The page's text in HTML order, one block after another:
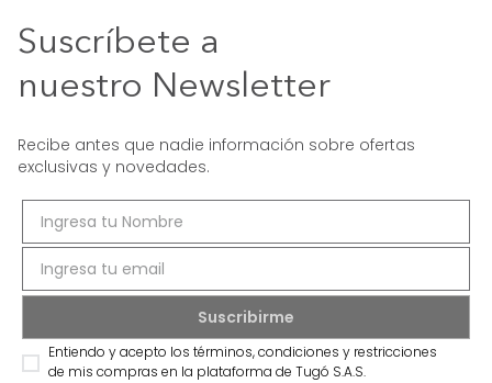
Suscríbete a
nuestro Newsletter
Recibe antes que nadie información sobre ofertas
exclusivas y novedades.
Entiendo y acepto los términos, condiciones y restricciones
de mis compras en la plataforma de Tugó S.A.S.